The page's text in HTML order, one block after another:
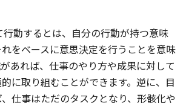
行動するとは、自分の行動が持つ意味
をベースに意思決定を行うことを意味
あれば、仕事のやり方や成果に対して
に取り組むことができます。逆に、目
仕事はただのタスクとなり、形骸化や